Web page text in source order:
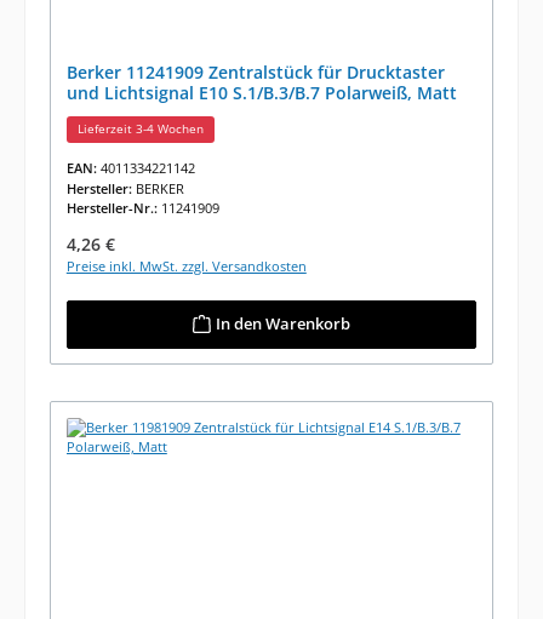
Berker 11241909 Zentralstück für Drucktaster
und Lichtsignal E10 S.1/B.3/B.7 Polarweiß, Matt
Lieferzeit 3-4 Wochen
EAN: 4011334221142
Hersteller: BERKER
Hersteller-Nr.: 11241909
Regulärer Preis:
4,26 €
Preise inkl. MwSt. zzgl. Versandkosten
In den Warenkorb